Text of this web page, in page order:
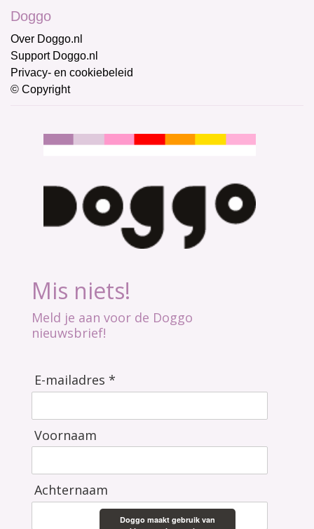
Doggo
Over Doggo.nl
Support Doggo.nl
Privacy- en cookiebeleid
© Copyright
Mis niets!
Meld je aan voor de Doggo
nieuwsbrief!
E-mailadres *
Voornaam
Achternaam
Doggo maakt gebruik van